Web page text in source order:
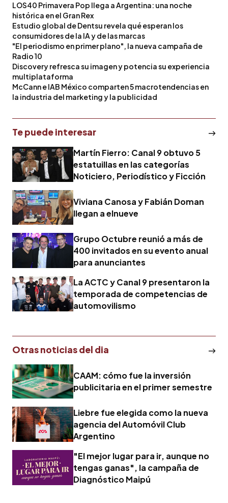
LOS40 Primavera Pop llega a Argentina: una noche
histórica en el Gran Rex
Estudio global de Dentsu revela qué esperan los
consumidores de la IA y de las marcas
"El periodismo en primer plano", la nueva campaña de
Radio 10
Discovery refresca su imagen y potencia su experiencia
multiplataforma
McCann e IAB México comparten 5 macrotendencias en
la industria del marketing y la publicidad
Te puede interesar
Martín Fierro: Canal 9 obtuvo 5
estatuillas en las categorías
Noticiero, Periodístico y Ficción
Viviana Canosa y Fabián Doman
llegan a elnueve
Grupo Octubre reunió a más de
400 invitados en su evento anual
para anunciantes
La ACTC y Canal 9 presentaron la
temporada de competencias de
automovilismo
Otras noticias del dia
CAAM: cómo fue la inversión
publicitaria en el primer semestre
Liebre fue elegida como la nueva
agencia del Automóvil Club
Argentino
"El mejor lugar para ir, aunque no
tengas ganas", la campaña de
Diagnóstico Maipú